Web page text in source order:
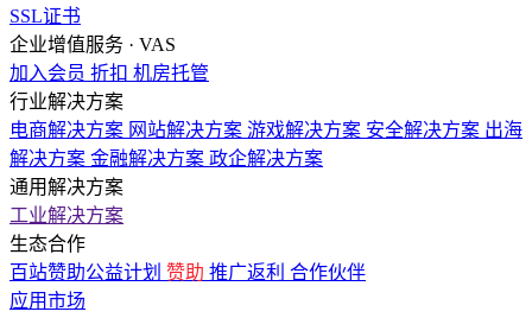
SSL证书
企业增值服务 · VAS
加入会员 折扣 机房托管
行业解决方案
电商解决方案 网站解决方案 游戏解决方案 安全解决方案 出海
解决方案 金融解决方案 政企解决方案
通用解决方案
工业解决方案
生态合作
百站赞助公益计划 赞助 推广返利 合作伙伴
应用市场